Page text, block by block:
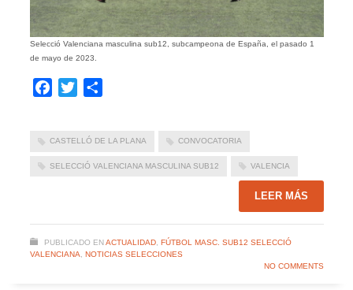
Selecció Valenciana masculina sub12, subcampeona de España, el pasado 1
de mayo de 2023.
Facebook
Twitter
CASTELLÓ DE LA PLANA CONVOCATORIA
SELECCIÓ VALENCIANA MASCULINA SUB12 VALENCIA
LEER MÁS
PUBLICADO EN ACTUALIDAD, FÚTBOL MASC. SUB12 SELECCIÓ
VALENCIANA, NOTICIAS SELECCIONES
NO COMMENTS